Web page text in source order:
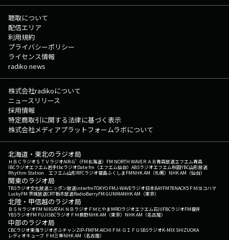
聴取について
配信エリア
利用規約
プライバシーポリシー
ライセンス情報
radiko news
株式会社radikoについて
ニュースリリース
採用情報
特定商取引に関する法律に基づく表示
株式会社メディアプラットフォームラボについて
北海道・東北のラジオ局
ＨＢＣラジオＳＴＶラジオAIR-G'（FM北海道） FM NORTH WAVEＲＡＢ青森放送エフエム青森
IBCラジオエフエム岩手tbcラジオDate fm（エフエム仙台） ABSラジオエフエム秋田YBC山形放送
Rhythm Station エフエム山形RFCラジオ福島ふくしまFMNHK AM（札幌） NHK AM（仙台）
関東のラジオ局
TBSラジオ文化放送ニッポン放送interfmTOKYO FMJ-WAVEラジオ日本BAYFM78NACK5 ＦＭヨコハマ
LuckyFM 茨城放送CRT栃木放送RadioBerryFM GUNMANHK AM（東京）
北陸・甲信越のラジオ局
ＢＳＮラジオFM NIIGATAＫＮＢラジオ ＦＭとやまMROラジオエフエム石川FBCラジオFM福井
YBSラジオFM FUJISBCラジオ ＦＭ長野NHK AM（東京） NHK AM（名古屋）
中部のラジオ局
CBCラジオ東海ラジオぎふチャンZIP-FMFM AICHI ＦＭ ＧＩＦＵ SBSラジオK-MIX SHIZUOKA
レディオキューブ ＦＭ三重NHK AM（名古屋）